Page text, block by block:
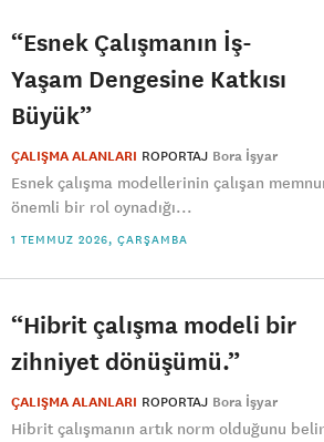
“Esnek Çalışmanın İş-
Yaşam Dengesine Katkısı
Büyük”
ÇALIŞMA ALANLARI ROPORTAJ Bora İşyar
Esnek çalışma modellerinin çalışan
önemli bir rol oynadığı...
1 TEMMUZ 2026, ÇARŞAMBA
“Hibrit çalışma modeli bir
zihniyet dönüşümü.”
ÇALIŞMA ALANLARI ROPORTAJ Bora İşyar
Hibrit çalışmanın artık norm olduğunu